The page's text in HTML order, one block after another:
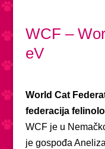
WCF –
eV
World Cat
federacija
WCF je u
je gospođa